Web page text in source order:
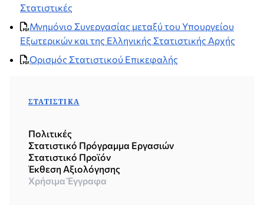
Στατιστικές
Μνημόνιο Συνεργασίας μεταξύ του Υπουργείου
Εξωτερικών και της Ελληνικής Στατιστικής Αρχής
Ορισμός Στατιστικού Επικεφαλής
ΣΤΑΤΙΣΤΙΚΆ
Πολιτικές
Στατιστικό Πρόγραμμα Εργασιών
Στατιστικό Προϊόν
Έκθεση Αξιολόγησης
Χρήσιμα Έγγραφα